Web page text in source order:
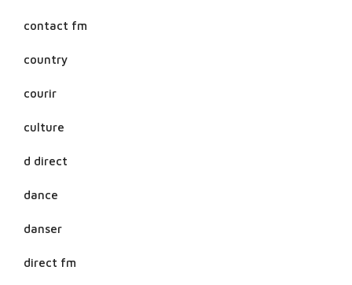
contact fm
country
courir
culture
d direct
dance
danser
direct fm